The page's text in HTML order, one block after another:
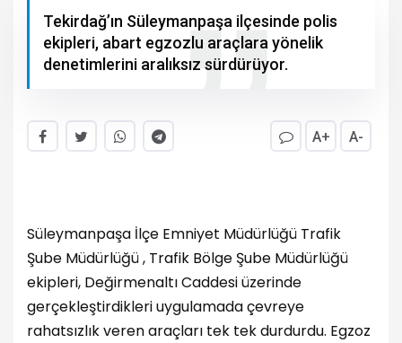
Tekirdağ’ın Süleymanpaşa ilçesinde polis
ekipleri, abart egzozlu araçlara yönelik
denetimlerini aralıksız sürdürüyor.
A+ A-
Süleymanpaşa İlçe Emniyet Müdürlüğü Trafik
Şube Müdürlüğü , Trafik Bölge Şube Müdürlüğü
ekipleri, Değirmenaltı Caddesi üzerinde
gerçekleştirdikleri uygulamada çevreye
rahatsızlık veren araçları tek tek durdurdu. Egzoz